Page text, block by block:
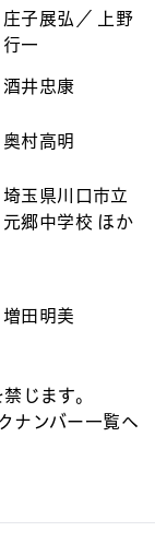
庄子展弘／ 上野
行一
酒井忠康
奥村高明
埼玉県川口市立
元郷中学校 ほか
増田明美
じます。
ナンバー一覧へ